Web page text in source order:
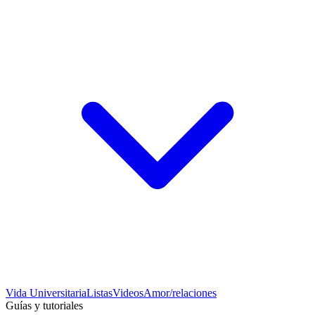
Vida UniversitariaListasVideosAmor/relaciones
Guías y tutoriales